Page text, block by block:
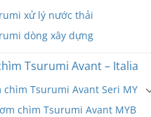
xử lý nước thải
dòng xây dựng
Tsurumi Avant – Italia
chìm Tsurumi Avant Seri MY
chìm Tsurumi Avant MYB